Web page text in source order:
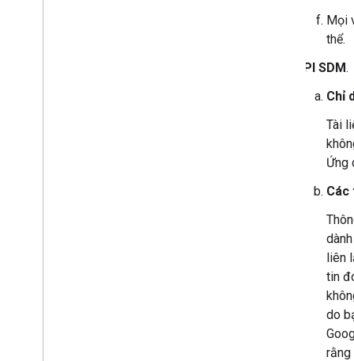
Mọi
thể.
API SDM.
Chỉ
Tài
Ứng
Các
liên
tin
do
rằng